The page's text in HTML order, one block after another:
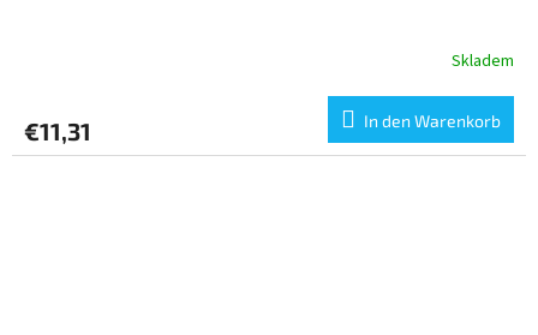
Skladem
€11,31 In den Warenkorb